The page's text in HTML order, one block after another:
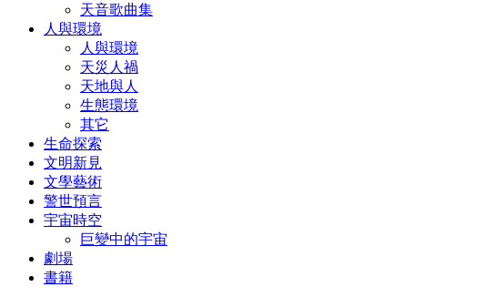
天音歌曲集
人與環境
人與環境
天災人禍
天地與人
生態環境
其它
生命探索
文明新見
文學藝術
警世預言
宇宙時空
巨變中的宇宙
劇場
書籍